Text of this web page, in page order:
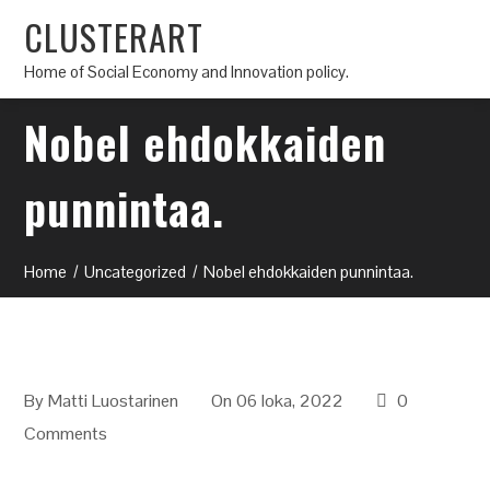
CLUSTERART
Home of Social Economy and Innovation policy.
Nobel ehdokkaiden
punnintaa.
Home Uncategorized Nobel ehdokkaiden punnintaa.
ByMatti Luostarinen On 06 loka, 2022
0
Comments